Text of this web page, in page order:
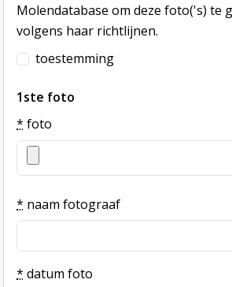
Molendatabase om deze foto('s) te
volgens haar richtlijnen.
toestemming
1ste foto
* foto
* naam fotograaf
* datum foto